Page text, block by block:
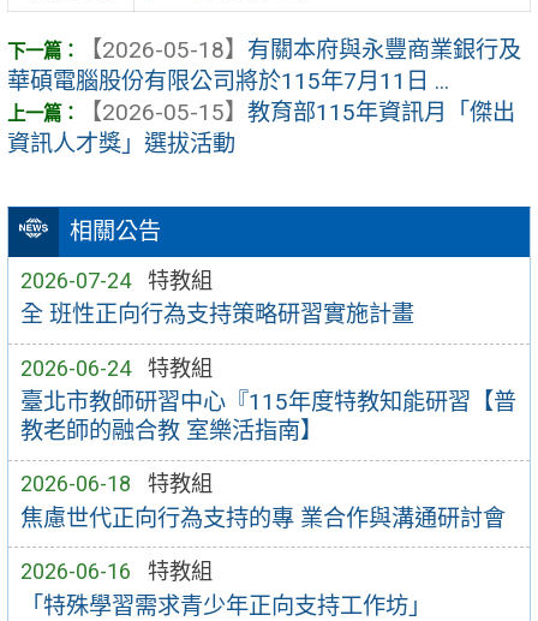
相關公告
2026-07-24 特教組
全 班性正向行為支持策略研習實施計畫
2026-06-24 特教組
臺北市教師研習中心『115年度特教知能研習【普
教老師的融合教 室樂活指南】
2026-06-18 特教組
焦慮世代正向行為支持的專 業合作與溝通研討會
2026-06-16 特教組
「特殊學習需求青少年正向支持工作坊」
【2026-05-18】 有關本府與永豐商業銀行及
華碩電腦股份有限公司將於115年7月11日 ...
【2026-05-15】 教育部115年資訊月「傑出
資訊人才獎」選拔活動